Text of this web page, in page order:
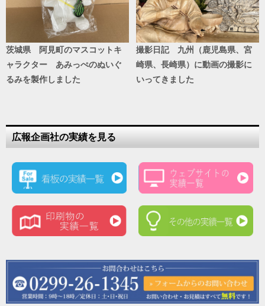
茨城県 阿見町のマスコットキ
ャラクター あみっぺのぬいぐ
るみを製作しました
撮影日記 九州（鹿児島県、宮
崎県、長崎県）に動画の撮影に
いってきました
広報企画社の実績を見る